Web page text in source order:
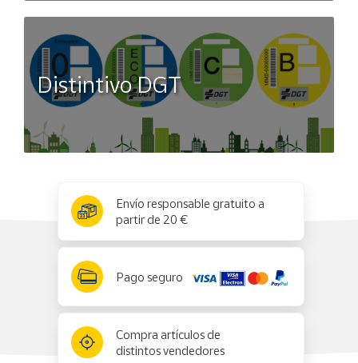
Distintivo DGT
Envío responsable gratuito a
partir de 20 €
Pago seguro
Compra artículos de
distintos vendedores